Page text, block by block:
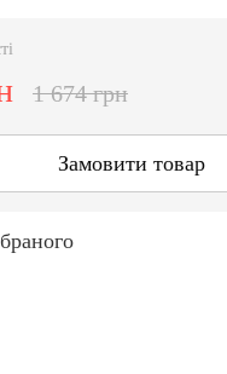
1 674 грн
Замовити товар